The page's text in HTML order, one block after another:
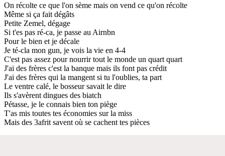
On récolte ce que l'on sème mais on vend ce qu'on récolte
Même si ça fait dégâts
Petite Zemel, dégage
Si t'es pas ré-ca, je passe au Airnbn
Pour le bien et je décale
Je té-cla mon gun, je vois la vie en 4-4
C'est pas assez pour nourrir tout le monde un quart quart
J'ai des frères c'est la banque mais ils font pas crédit
J'ai des frères qui la mangent si tu l'oublies, ta part
Le ventre calé, le bosseur savait le dire
Ils s'avèrent dingues des biatch
Pétasse, je le connais bien ton piège
T'as mis toutes tes économies sur la miss
Mais des 3afrit savent où se cachent tes pièces